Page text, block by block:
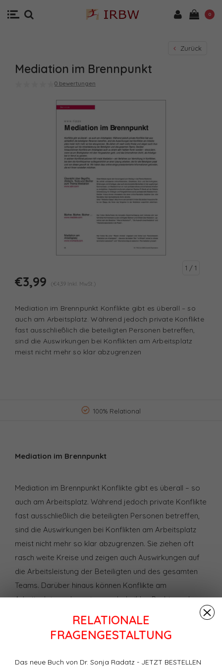
RELATIONALE
FRAGENGESTALTUNG
Das neue Buch von Dr. Sonja Radatz - JETZT BESTELLEN
0
Zurück
Mediation im Brennpunkt
0 bewertungen
1 / 1
€3,99 (€4,39 Inkl. MwSt.)
Mediation im Brennpunkt Konflikte gibt es überall – so
auch am Arbeitsplatz. Während jedoch private Konflikte
fast ausschließlich die beteiligten Personen betreffen,
sind die Auswirkungen bei Konflikten am Arbeitsplatz
meist nicht mehr so klar abzugrenzen
100% Relational
Mediation im Brennpunkt
Mediation im Brennpunkt Konflikte gibt es überall – so
auch am Arbeitsplatz. Während jedoch private Konflikte
fast ausschließlich die beteiligten Personen betreffen,
sind die Auswirkungen bei Konflikten am Arbeitsplatz
meist nicht mehr so klar abzugrenzen. Sie ziehen oft
rasch weite Kreise und zeigen auch Auswirkungen auf
die Arbeitsleistung der Beteiligten und des gesamten
Teams. Darüber hinaus können Konflikte am
Arbeitsplatz auch zu einem sehr heiklen Punkt werden –
Vorgesetzten geht, und das Unternehmen droht, als
Arbeitgeber in Verruf zu geraten. In solchen